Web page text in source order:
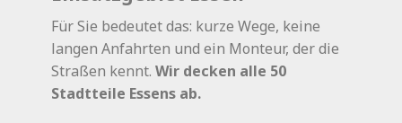
Für Sie bedeutet das: kurze Wege, keine
langen Anfahrten und ein Monteur, der die
Straßen kennt.Wir decken alle 50
Stadtteile Essens ab.